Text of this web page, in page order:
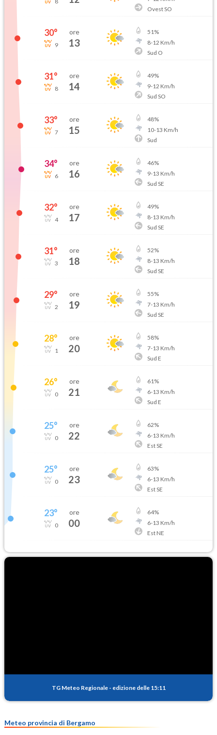
Ovest SO
30°
9
ore
13
51%
8-12 Km/h
Sud O
31°
8
ore
14
49%
9-12 Km/h
Sud SO
33°
7
ore
15
48%
10-13 Km/h
Sud
34°
6
ore
16
46%
9-13 Km/h
Sud SE
32°
4
ore
17
49%
8-13 Km/h
Sud SE
31°
3
ore
18
52%
8-13 Km/h
Sud SE
29°
2
ore
19
55%
7-13 Km/h
Sud SE
28°
1
ore
20
58%
7-13 Km/h
Sud E
26°
0
ore
21
61%
6-13 Km/h
Sud E
25°
0
ore
22
62%
6-13 Km/h
Est SE
25°
0
ore
23
63%
6-13 Km/h
Est SE
23°
0
ore
00
64%
6-13 Km/h
Est NE
TG Meteo Regionale - edizione delle 15:11
Meteo provincia di Bergamo